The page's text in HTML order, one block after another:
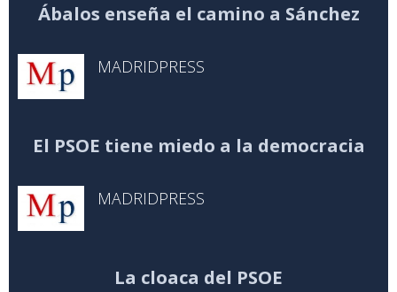
Ábalos enseña el camino a Sánchez
MADRIDPRESS
El PSOE tiene miedo a la democracia
MADRIDPRESS
La cloaca del PSOE